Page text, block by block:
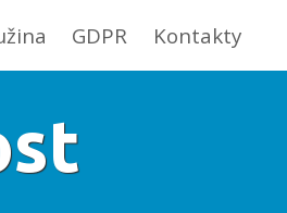
GDPR Kontakty